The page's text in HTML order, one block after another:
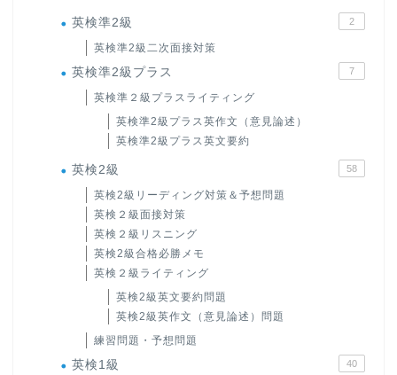
英検準2級 2
英検準2級二次面接対策
英検準2級プラス 7
英検準２級プラスライティング
英検準2級プラス英作文（意見論述）
英検準2級プラス英文要約
英検2級 58
英検2級リーディング対策＆予想問題
英検２級面接対策
英検２級リスニング
英検2級合格必勝メモ
英検２級ライティング
英検2級英文要約問題
英検2級英作文（意見論述）問題
練習問題・予想問題
英検1級 40